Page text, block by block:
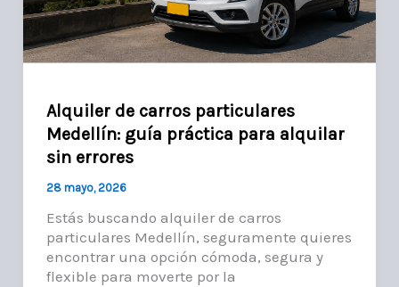
Alquiler de carros particulares
Medellín: guía práctica para alquilar
sin errores
28 mayo, 2026
Estás buscando alquiler de carros
particulares Medellín, seguramente quieres
encontrar una opción cómoda, segura y
flexible para moverte por la